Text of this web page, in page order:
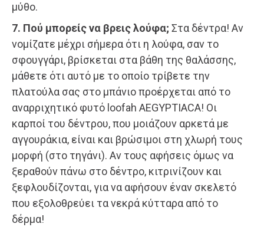
μύθο.
7. Πού μπορείς να βρεις λούφα; Στα δέντρα! Αν
νομίζατε μέχρι σήμερα ότι η λούφα, σαν το
σφουγγάρι, βρίσκεται στα βάθη της θαλάσσης,
μάθετε ότι αυτό με το οποίο τρίβετε την
πλατούλα σας στο μπάνιο προέρχεται από το
αναρριχητικό φυτό loofah AEGYPTIACA! Οι
καρποί του δέντρου, που μοιάζουν αρκετά με
αγγουράκια, είναι και βρώσιμοι στη χλωρή τους
μορφή (στο τηγάνι). Αν τους αφήσεις όμως να
ξεραθούν πάνω στο δέντρο, κιτρινίζουν και
ξεφλουδίζονται, για να αφήσουν έναν σκελετό
που εξολοθρεύει τα νεκρά κύτταρα από το
δέρμα!